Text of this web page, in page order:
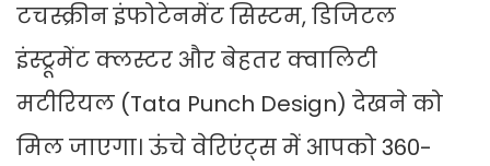
टचस्क्रीन इंफोटेनमेंट सिस्टम, डिजिटल
इंस्ट्रूमेंट क्लस्टर और बेहतर क्वालिटी
मटीरियल (Tata Punch Design) देखने को
मिल जाएगा। ऊंचे वेरिएंट्स में आपको 360-